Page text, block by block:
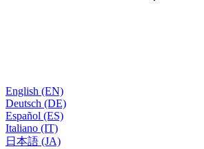
English (EN)
Deutsch (DE)
Español (ES)
Italiano (IT)
日本語 (JA)